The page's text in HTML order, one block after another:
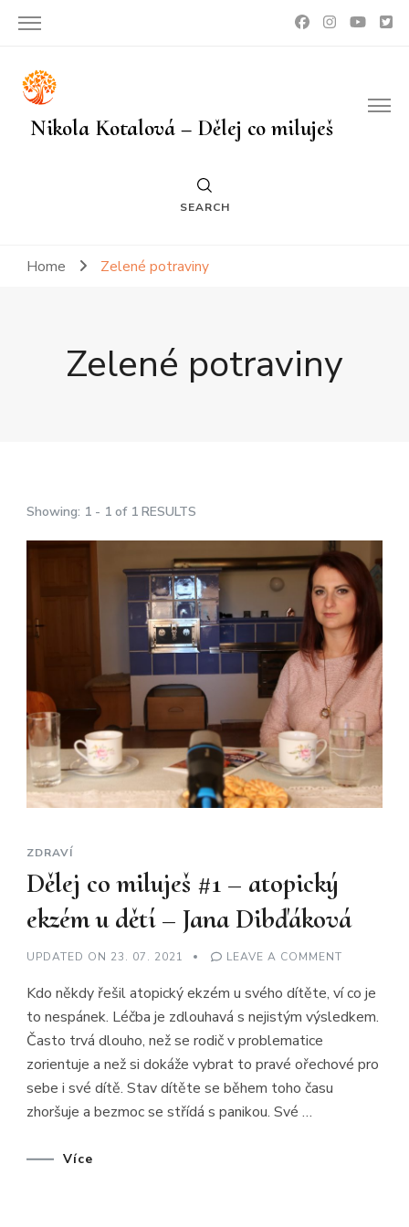
Nikola Kotalová – Dělej co miluješ
SEARCH
Home Zelené potraviny
Zelené potraviny
Showing: 1 - 1 of 1 RESULTS
ZDRAVÍ
Dělej co miluješ #1 – atopický
ekzém u dětí – Jana Dibďáková
UPDATED ON 23. 07. 2021 LEAVE A COMMENT
MILUJEŠ
–
U
DĚTÍ
Kdo někdy řešil atopický ekzém u svého dítěte, ví co je
to nespánek. Léčba je zdlouhavá s nejistým výsledkem.
Často trvá dlouho, než se rodič v problematice
zorientuje a než si dokáže vybrat to pravé ořechové pro
sebe i své dítě. Stav dítěte se během toho času
zhoršuje a bezmoc se střídá s panikou. Své …
Více